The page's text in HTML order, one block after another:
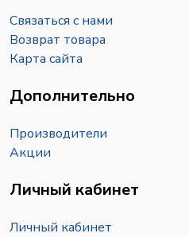
Связаться с нами
Возврат товара
Карта сайта
Дополнительно
Производители
Акции
Личный кабинет
Личный кабинет